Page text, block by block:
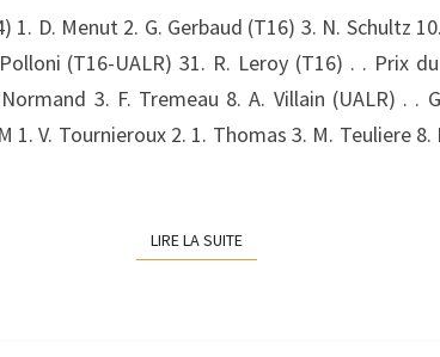
1. D. Menut 2. G. Gerbaud (T16) 3. N. Schultz
(T16-UALR) 31. R. Leroy (T16) . . Prix
3. F. Tremeau 8. A. Villain (UALR) . .
1. V. Tournieroux 2. 1. Thomas 3. M. Teuliere 8.
LIRE LA SUITELIRE LA SUITE